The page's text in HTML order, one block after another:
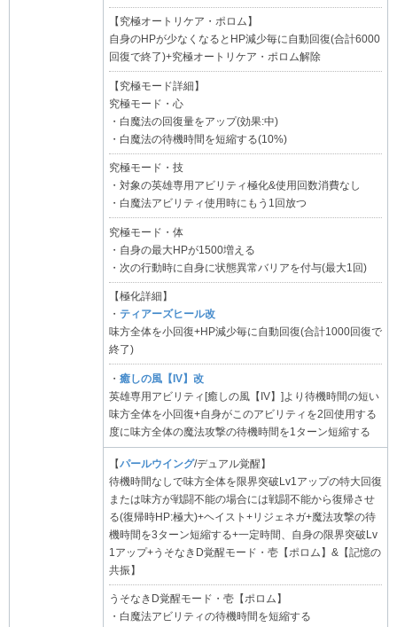
【究極オートリケア・ポロム】
自身のHPが少なくなるとHP減少毎に自動回復(合計6000
回復で終了)+究極オートリケア・ポロム解除
【究極モード詳細】
究極モード・心
・白魔法の回復量をアップ(効果:中)
・白魔法の待機時間を短縮する(10%)
究極モード・技
・対象の英雄専用アビリティ極化&使用回数消費なし
・白魔法アビリティ使用時にもう1回放つ
究極モード・体
・自身の最大HPが1500増える
・次の行動時に自身に状態異常バリアを付与(最大1回)
【極化詳細】
・ ティアーズヒール改
味方全体を小回復+HP減少毎に自動回復(合計1000回復で
終了)
・ 癒しの風【IV】改
英雄専用アビリティ[癒しの風【IV】]より待機時間の短い
味方全体を小回復+自身がこのアビリティを2回使用する
度に味方全体の魔法攻撃の待機時間を1ターン短縮する
【パールウイング/デュアル覚醒】
待機時間なしで味方全体を限界突破Lv1アップの特大回復
または味方が戦闘不能の場合には戦闘不能から復帰させ
る(復帰時HP:極大)+ヘイスト+リジェネガ+魔法攻撃の待
機時間を3ターン短縮する+一定時間、自身の限界突破Lv
1アップ+うそなきD覚醒モード・壱【ポロム】&【記憶の
共振】
うそなきD覚醒モード・壱【ポロム】
・白魔法アビリティの待機時間を短縮する